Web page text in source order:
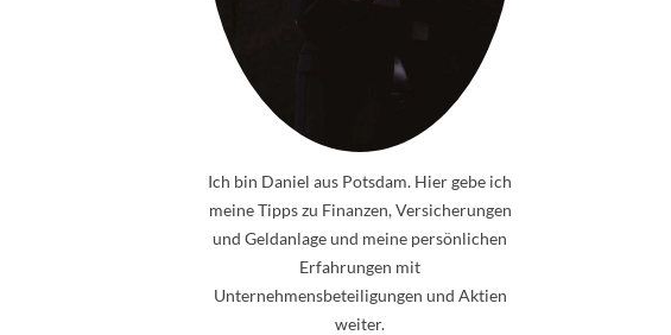
Ich bin Daniel aus Potsdam. Hier gebe ich
meine Tipps zu Finanzen, Versicherungen
und Geldanlage und meine persönlichen
Erfahrungen mit
Unternehmensbeteiligungen und Aktien
weiter.